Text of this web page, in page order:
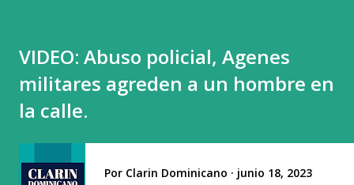
VIDEO: Abuso policial, Agenes
militares agreden a un hombre en
la calle.
Por Clarin Dominicano junio 18, 2023